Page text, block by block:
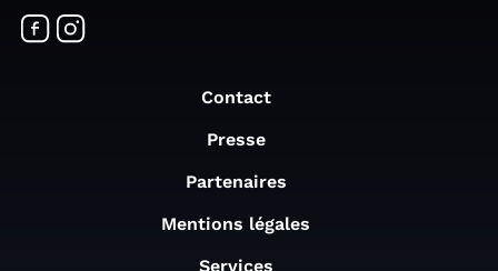
Contact
Presse
Partenaires
Mentions légales
Services